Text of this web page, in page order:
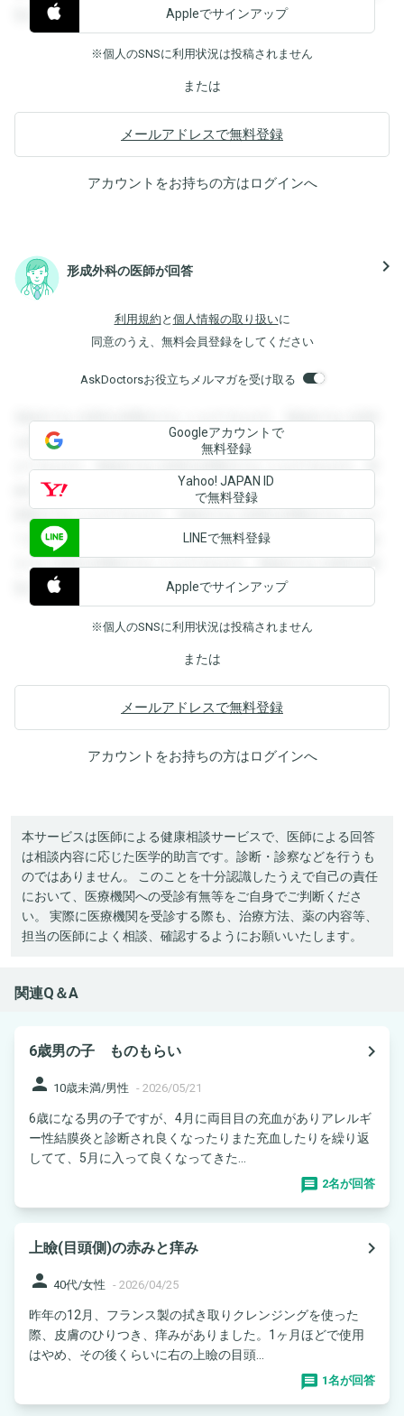
覧することができます。
Appleでサインアップ
※個人のSNSに利用状況は投稿されません
または
メールアドレスで無料登録
アカウントをお持ちの方はログインへ
形成外科の医師が回答 navigate_next
利用規約 と 個人情報の取り扱いに
同意のうえ、無料会員登録をしてください
AskDoctorsお役立ちメルマガを受け取る
登録すると回答を閲覧することができます。登録すると回答
を閲覧することができます。登録すると回答を閲覧すること
ができます。登録すると回答を閲覧することができます。登
録すると回答を閲覧することができます。登録すると回答を
閲覧することができます。登録すると回答を閲覧することが
できます。登録すると回答を閲覧することができます。登録
すると回答を閲覧することができます。登録すると回答を閲
覧することができます。
Googleアカウントで
無料登録
Yahoo! JAPAN ID
で無料登録
LINEで無料登録
Appleでサインアップ
※個人のSNSに利用状況は投稿されません
または
メールアドレスで無料登録
アカウントをお持ちの方はログインへ
本サービスは医師による健康相談サービスで、医師による回答
は相談内容に応じた医学的助言です。診断・診察などを行うも
のではありません。 このことを十分認識したうえで自己の責任
において、医療機関への受診有無等をご自身でご判断くださ
い。 実際に医療機関を受診する際も、治療方法、薬の内容等、
担当の医師によく相談、確認するようにお願いいたします。
関連Q＆A
6歳男の子 ものもらい
navigate_next
person 10歳未満/男性 - 2026/05/21
6歳になる男の子ですが、4月に両目目の充血がありアレルギ
ー性結膜炎と診断され良くなったりまた充血したりを繰り返
してて、5月に入って良くなってきた...
2名が回答
上瞼(目頭側)の赤みと痒み
navigate_next
person 40代/女性 - 2026/04/25
昨年の12月、フランス製の拭き取りクレンジングを使った
際、皮膚のひりつき、痒みがありました。1ヶ月ほどで使用
はやめ、その後くらいに右の上瞼の目頭...
1名が回答